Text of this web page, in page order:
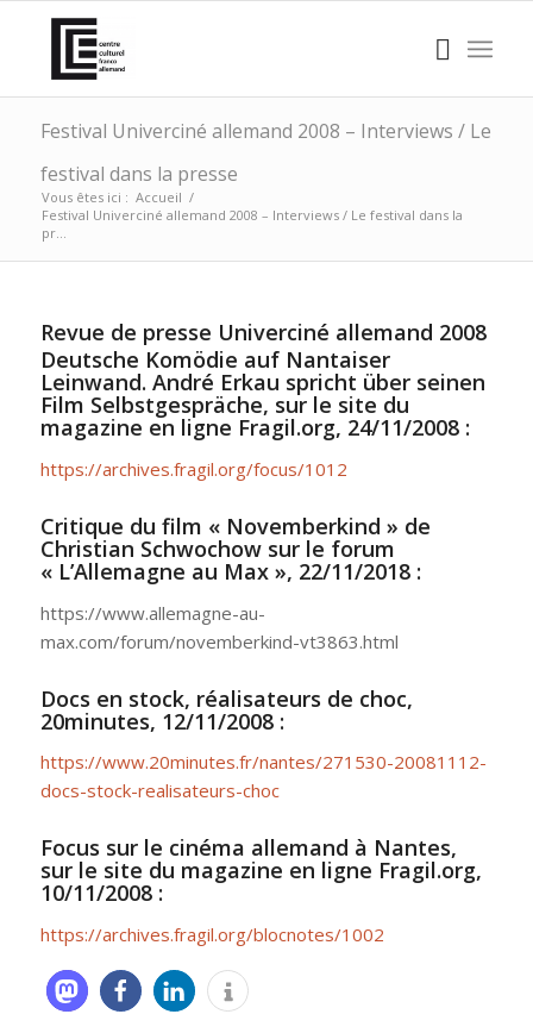
Festival Univerciné allemand 2008 – Interviews / Le
festival dans la presse
Vous êtes ici : Accueil /
Festival Univerciné allemand 2008 – Interviews / Le festival dans la
pr...
Revue de presse Univerciné allemand 2008
Deutsche Komödie auf Nantaiser
Leinwand. André Erkau spricht über seinen
Film Selbstgespräche, sur le site du
magazine en ligne Fragil.org, 24/11/2008 :
https://archives.fragil.org/focus/1012
Critique du film « Novemberkind » de
Christian Schwochow sur le forum
« L’Allemagne au Max », 22/11/2018 :
https://www.allemagne-au-
max.com/forum/novemberkind-vt3863.html
Docs en stock, réalisateurs de choc,
20minutes, 12/11/2008 :
https://www.20minutes.fr/nantes/271530-20081112-
docs-stock-realisateurs-choc
Focus sur le cinéma allemand à Nantes,
sur le site du magazine en ligne Fragil.org,
10/11/2008 :
https://archives.fragil.org/blocnotes/1002